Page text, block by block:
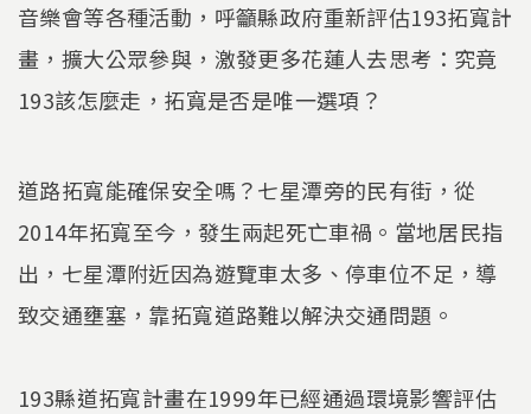
音樂會等各種活動，呼籲縣政府重新評估193拓寬計
畫，擴大公眾參與，激發更多花蓮人去思考：究竟
193該怎麼走，拓寬是否是唯一選項？
道路拓寬能確保安全嗎？七星潭旁的民有街，從
2014年拓寬至今，發生兩起死亡車禍。當地居民指
出，七星潭附近因為遊覽車太多、停車位不足，導
致交通壅塞，靠拓寬道路難以解決交通問題。
193縣道拓寬計畫在1999年已經通過環境影響評估